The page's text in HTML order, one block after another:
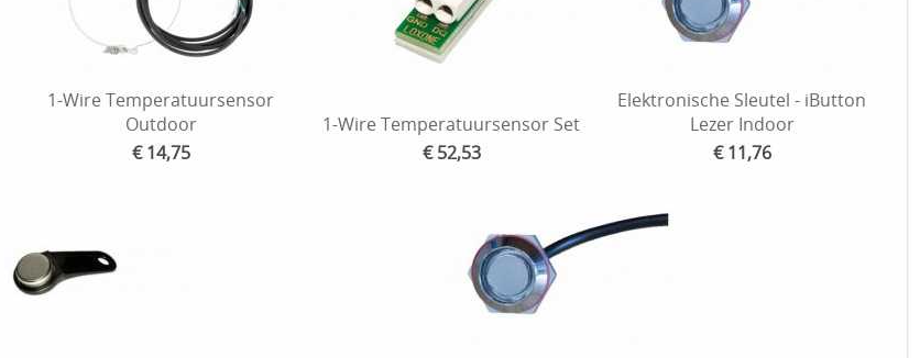
1-Wire Temperatuursensor
Outdoor
€ 14,75
1-Wire Temperatuursensor Set
€ 52,53
Elektronische Sleutel - iButton
Lezer Indoor
€ 11,76